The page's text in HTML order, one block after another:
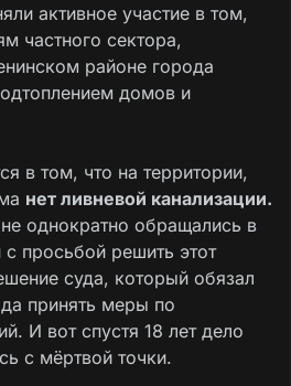
активное участие в том,
частного сектора,
районе города
домов и
в том, что на территории,
нет ливневой канализации.
однократно обращались в
с просьбой решить этот
суда, который обязал
принять меры по
И вот спустя 18 лет дело
с мёртвой точки.